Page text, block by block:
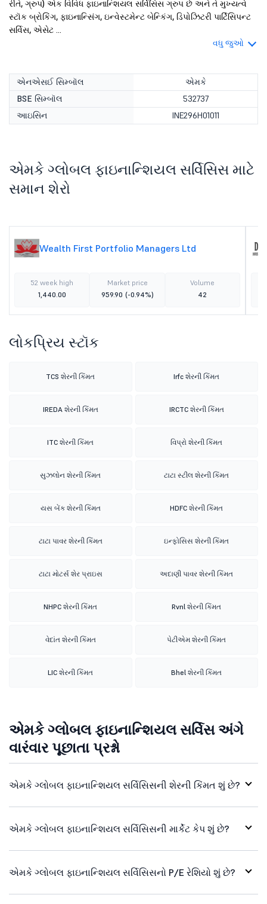
રીતે, ગ્રુપ) એક વિવિધ ફાઇનાન્શિયલ સર્વિસિસ ગ્રુપ છે અને તે મુખ્યત્વે
સ્ટૉક બ્રોકિંગ, ફાઇનાન્સિંગ, ઇન્વેસ્ટમેન્ટ બેન્કિંગ, ડિપોઝિટરી પાર્ટિસિપન્ટ
સર્વિસ, એસેટ ...
વધુ જુઓ
એનએસઈ સિમ્બૉલ
એમકે
BSE સિમ્બૉલ
532737
આઇસિન
INE296H01011
એમકે ગ્લોબલ ફાઇનાન્શિયલ સર્વિસિસ માટે
સમાન શેરો
Wealth First Portfolio Managers Ltd
52 week high
1,440.00
Market price
959.90 (-0.94%)
Volume
42
લોકપ્રિય સ્ટૉક
TCS શેરની કિંમત Irfc શેરની કિંમત
IREDA શેરની કિંમત IRCTC શેરની કિંમત
ITC શેરની કિંમત વિપ્રો શેરની કિંમત
સુઝલોન શેરની કિંમત ટાટા સ્ટીલ શેરની કિંમત
યસ બેંક શેરની કિંમત HDFC શેરની કિંમત
ટાટા પાવર શેરની કિંમત ઇન્ફોસિસ શેરની કિંમત
ટાટા મોટર્સ શેર પ્રાઇસ અદાણી પાવર શેરની કિંમત
NHPC શેરની કિંમત Rvnl શેરની કિંમત
વેદાંત શેરની કિંમત પેટીએમ શેરની કિંમત
LIC શેરની કિંમત Bhel શેરની કિંમત
એમકે ગ્લોબલ ફાઇનાન્શિયલ સર્વિસ અંગે
વારંવાર પૂછાતા પ્રશ્નો
એમકે ગ્લોબલ ફાઇનાન્શિયલ સર્વિસિસની શેરની કિંમત શું છે?
એમકે ગ્લોબલ ફાઇનાન્શિયલ સર્વિસિસની માર્કેટ કેપ શું છે?
એમકે ગ્લોબલ ફાઇનાન્શિયલ સર્વિસિસનો P/E રેશિયો શું છે?